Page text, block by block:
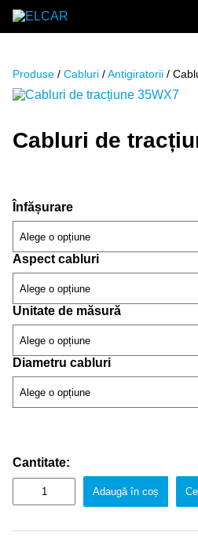
ELCAR
Produse / Cabluri /Antigiratorii /
Cabluri de
Înfășurare
Aspect cabluri
Unitate de măsură
Diametru cabluri
Cantitate:
Adaugă în coș